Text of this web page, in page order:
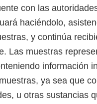
con las
haciéndolo,
y continúa
Las muestras
información
ya sea que
u otras sustancias